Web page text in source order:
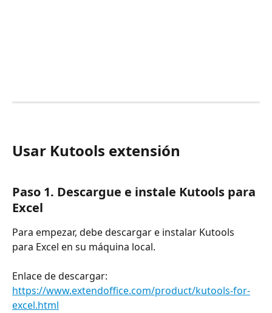
Usar Kutools extensión
Paso 1. Descargue e instale Kutools para
Excel
Para empezar, debe descargar e instalar Kutools
para Excel en su máquina local.
Enlace de descargar:
https://www.extendoffice.com/product/kutools-for-
excel.html